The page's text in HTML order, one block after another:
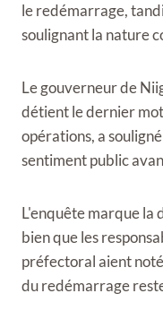
le redémarrage,
soulignant la nature
Le gouverneur de
détient le dernier
opérations, a
sentiment public
L'enquête marque la
bien que les
préfectoral aient
du redémarrage